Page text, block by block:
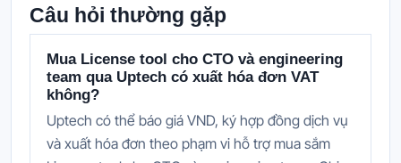
Câu hỏi thường gặp
Mua License tool cho CTO và engineering
team qua Uptech có xuất hóa đơn VAT
không?
Uptech có thể báo giá VND, ký hợp đồng dịch vụ
và xuất hóa đơn theo phạm vi hỗ trợ mua sắm